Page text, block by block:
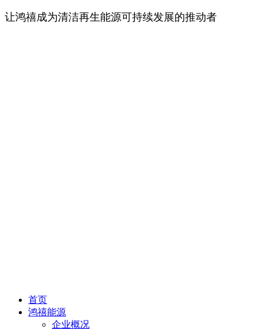
让鸿禧成为清洁再生能源可持续发展的推动者
首页
鸿禧能源
企业概况